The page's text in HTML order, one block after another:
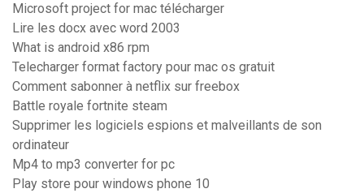
Microsoft project for mac télécharger
Lire les docx avec word 2003
What is android x86 rpm
Telecharger format factory pour mac os gratuit
Comment sabonner à netflix sur freebox
Battle royale fortnite steam
Supprimer les logiciels espions et malveillants de son
ordinateur
Mp4 to mp3 converter for pc
Play store pour windows phone 10